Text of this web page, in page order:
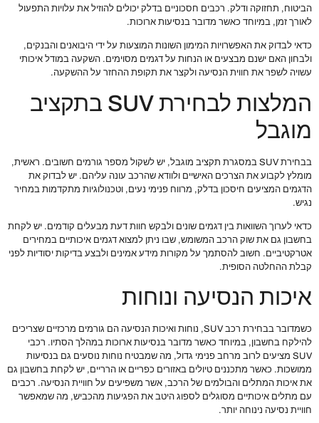
הביטוח, תחזוקה ודלק. רכבים חסכוניים בדלק יכולים להוזיל את עלויות התפעול
לאורך זמן, במיוחד כאשר מדובר בנסיעות ארוכות.
כדאי לבדוק את האפשרויות המימון השונות המוצעות על ידי היבואנים והבנקים,
ולבחון האם ישנם מבצעים או הנחות על דגמים מסוימים. השקעה במודל איכותי
עשויה לשפר את חווית הנסיעה ולקצר את תקופת ההחזר על ההשקעה.
המלצות לבחירת SUV בתקציב
מוגבל
בבחירת SUV במסגרת תקציב מוגבל, יש לשקול מספר גורמים חשובים. ראשית,
מומלץ לקבוע את הצרכים האישיים ולוודא שהרכב עונה עליהם. יש לבדוק את
הדגמים המציעים חיסכון בדלק, מרווח פנימי נעים, וטכנולוגיות מתקדמות במחיר
נגיש.
כדאי לערוך השוואות בין דגמים שונים ולבקש חוות דעת מבעלים קודמים. יש לקחת
בחשבון גם את שוק הרכב המשומש, שבו ניתן למצוא דגמים איכותיים במחירים
אטרקטיביים. חשוב להסתמך על מקורות מידע אמינים ולבצע בדיקות יסודיות לפני
קבלת ההחלטה הסופית.
איכות הנסיעה ונוחות
כשמדובר בבחירת רכב SUV, נוחות ואיכות הנסיעה הם גורמים מרכזיים שצריכים
להילקח בחשבון, במיוחד כאשר מדובר בנסיעות ארוכות במהלך הסתיו. רכבי
SUV מציעים לרוב מרחב פנימי גדול, מה שמבטיח נוחות נוסעים גם בנסיעות
ממושכות. כאשר מתכננים טיולים באזורים כפריים או הרריים, יש לקחת בחשבון גם
את איכות המתלים והבולמים של הרכב, אשר משפיעים על חוויית הנסיעה. רכבים
עם מתלים איכותיים מסוגלים לספוג היטב את הפגיעות מהכביש, מה שמאפשר
חוויית נסיעה נינוחה יותר.